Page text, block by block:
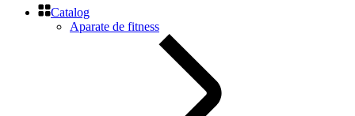
Catalog
Aparate de fitness